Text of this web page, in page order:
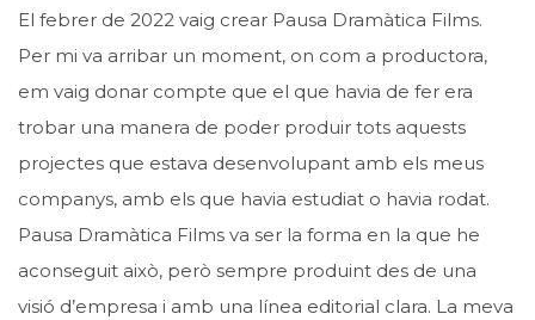
El febrer de 2022 vaig crear Pausa Dramàtica Films.
Per mi va arribar un moment, on com a productora,
em vaig donar compte que el que havia de fer era
trobar una manera de poder produir tots aquests
projectes que estava desenvolupant amb els meus
companys, amb els que havia estudiat o havia rodat.
Pausa Dramàtica Films va ser la forma en la que he
aconseguit això, però sempre produint des de una
visió d’empresa i amb una línea editorial clara. La meva